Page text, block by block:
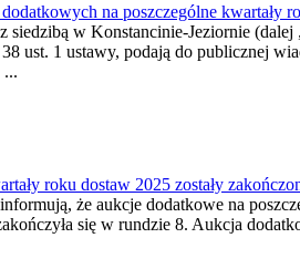
na poszczególne kwartały
siedzibą w Konstancinie-Jeziornie
38 ust. 1 ustawy, podają do publicznej
...
roku dostaw 2025 zostały
że aukcje dodatkowe na
się w rundzie 8. Aukcja